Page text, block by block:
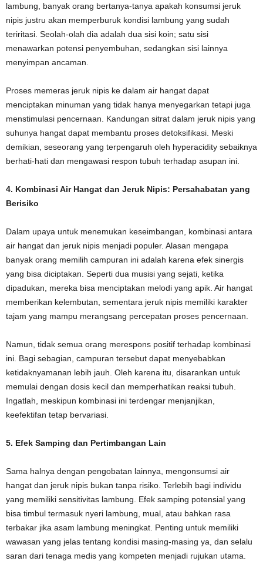
lambung, banyak orang bertanya-tanya apakah konsumsi jeruk
nipis justru akan memperburuk kondisi lambung yang sudah
teriritasi. Seolah-olah dia adalah dua sisi koin; satu sisi
menawarkan potensi penyembuhan, sedangkan sisi lainnya
menyimpan ancaman.
Proses memeras jeruk nipis ke dalam air hangat dapat
menciptakan minuman yang tidak hanya menyegarkan tetapi juga
menstimulasi pencernaan. Kandungan sitrat dalam jeruk nipis yang
suhunya hangat dapat membantu proses detoksifikasi. Meski
demikian, seseorang yang terpengaruh oleh hyperacidity sebaiknya
berhati-hati dan mengawasi respon tubuh terhadap asupan ini.
4. Kombinasi Air Hangat dan Jeruk Nipis: Persahabatan yang
Berisiko
Dalam upaya untuk menemukan keseimbangan, kombinasi antara
air hangat dan jeruk nipis menjadi populer. Alasan mengapa
banyak orang memilih campuran ini adalah karena efek sinergis
yang bisa diciptakan. Seperti dua musisi yang sejati, ketika
dipadukan, mereka bisa menciptakan melodi yang apik. Air hangat
memberikan kelembutan, sementara jeruk nipis memiliki karakter
tajam yang mampu merangsang percepatan proses pencernaan.
Namun, tidak semua orang merespons positif terhadap kombinasi
ini. Bagi sebagian, campuran tersebut dapat menyebabkan
ketidaknyamanan lebih jauh. Oleh karena itu, disarankan untuk
memulai dengan dosis kecil dan memperhatikan reaksi tubuh.
Ingatlah, meskipun kombinasi ini terdengar menjanjikan,
keefektifan tetap bervariasi.
5. Efek Samping dan Pertimbangan Lain
Sama halnya dengan pengobatan lainnya, mengonsumsi air
hangat dan jeruk nipis bukan tanpa risiko. Terlebih bagi individu
yang memiliki sensitivitas lambung. Efek samping potensial yang
bisa timbul termasuk nyeri lambung, mual, atau bahkan rasa
terbakar jika asam lambung meningkat. Penting untuk memiliki
wawasan yang jelas tentang kondisi masing-masing ya, dan selalu
saran dari tenaga medis yang kompeten menjadi rujukan utama.